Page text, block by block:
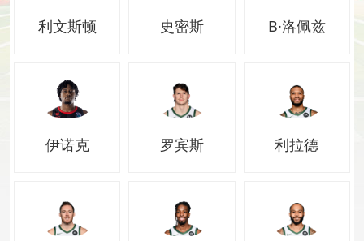
利文斯顿 史密斯 B·洛佩兹
伊诺克 罗宾斯 利拉德